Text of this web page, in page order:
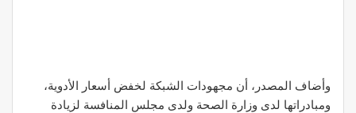
وأضاف المصدر، أن مجهودات الشبكة لخفض أسعار الأدوية،
ومبادراتها لدى وزارة الصحة ولدى مجلس المنافسة لزيادة